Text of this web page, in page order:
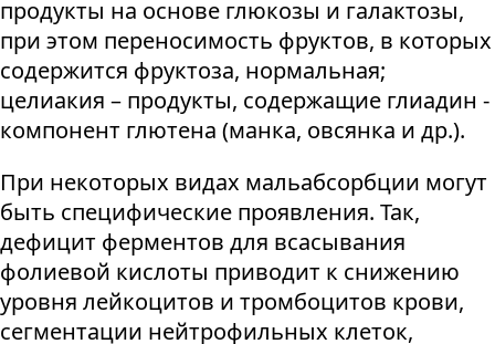
продукты на основе глюкозы и галактозы,
при этом переносимость фруктов, в которых
содержится фруктоза, нормальная;
целиакия – продукты, содержащие глиадин -
компонент глютена (манка, овсянка и др.).
При некоторых видах мальабсорбции могут
быть специфические проявления. Так,
дефицит ферментов для всасывания
фолиевой кислоты приводит к снижению
уровня лейкоцитов и тромбоцитов крови,
сегментации нейтрофильных клеток,